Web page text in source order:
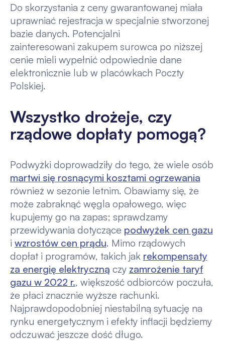
Do skorzystania z ceny gwarantowanej miała
uprawniać rejestracja w specjalnie stworzonej
bazie danych. Potencjalni
zainteresowani zakupem surowca po niższej
cenie mieli wypełnić odpowiednie dane
elektronicznie lub w placówkach Poczty
Polskiej.
Wszystko drożeje, czy
rządowe dopłaty pomogą?
Podwyżki doprowadziły do tego, że wiele osób
martwi się rosnącymi kosztami ogrzewania
również w sezonie letnim. Obawiamy się, że
może zabraknąć węgla opałowego, więc
kupujemy go na zapas; sprawdzamy
przewidywania dotyczące podwyżek cen gazu
i wzrostów cen prądu. Mimo rządowych
dopłat i programów, takich jak rekompensaty
za energię elektryczną czy zamrożenie taryf
gazu w 2022 r., większość odbiorców poczuła,
że płaci znacznie wyższe rachunki.
Najprawdopodobniej niestabilną sytuację na
rynku energetycznym i efekty inflacji będziemy
odczuwać jeszcze dość długo.